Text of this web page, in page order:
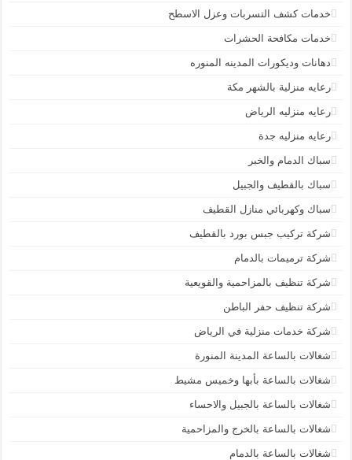
خدمات كشف التسربات وعزل الاسطح
خدمات مكافحة الحشرات
دهانات وديكورات المدينه المنوره
رعايه منزلية بالشهر مكة
رعايه منزليه الرياض
رعايه منزليه جدة
سباك الدمام والخبر
سباك بالقطيف والجبيل
سباك وكهربائي منازل القطيف
شركة تركيب جبس بورد بالقطيف
شركة ترميمات بالدمام
شركة تنظيف بالمزاحمية والقويعية
شركة تنظيف حفر الباطن
شركة خدمات منزلية في الرياض
شغالات بالساعة المدينة المنورة
شغالات بالساعة بأبها وخميس مشيط
شغالات بالساعة بالجبيل والاحساء
شغالات بالساعة بالخرج والمزاحمية
شغالات بالساعة بالدمام